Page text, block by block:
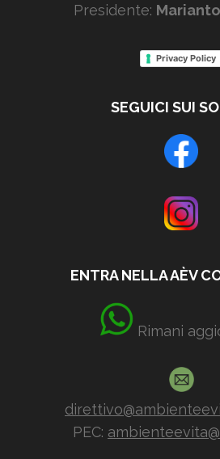
Presidente:
Privacy Policy
SEGUICI SUI
ENTRA NELLA AÈV
Rimani
PEC: